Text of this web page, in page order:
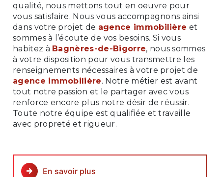
qualité, nous mettons tout en oeuvre pour
vous satisfaire. Nous vous accompagnons ainsi
dans votre projet de agence immobilière et
sommes à l’écoute de vos besoins. Si vous
habitez à Bagnères-de-Bigorre, nous sommes
à votre disposition pour vous transmettre les
renseignements nécessaires à votre projet de
agence immobilière. Notre métier est avant
tout notre passion et le partager avec vous
renforce encore plus notre désir de réussir.
Toute notre équipe est qualifiée et travaille
avec propreté et rigueur.
En savoir plus